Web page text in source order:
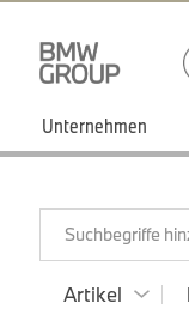
Unternehmen
Suchbegriffe
Artikel